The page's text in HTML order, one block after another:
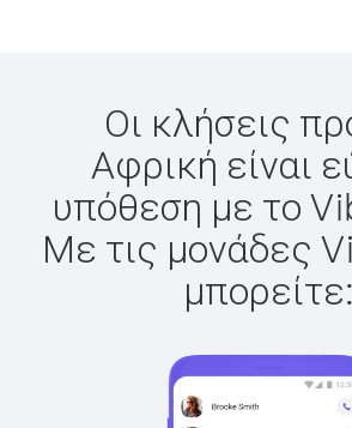
Οι κλήσεις
Αφρική είναι
υπόθεση με το
Με τις μονάδες
μπορείτε: